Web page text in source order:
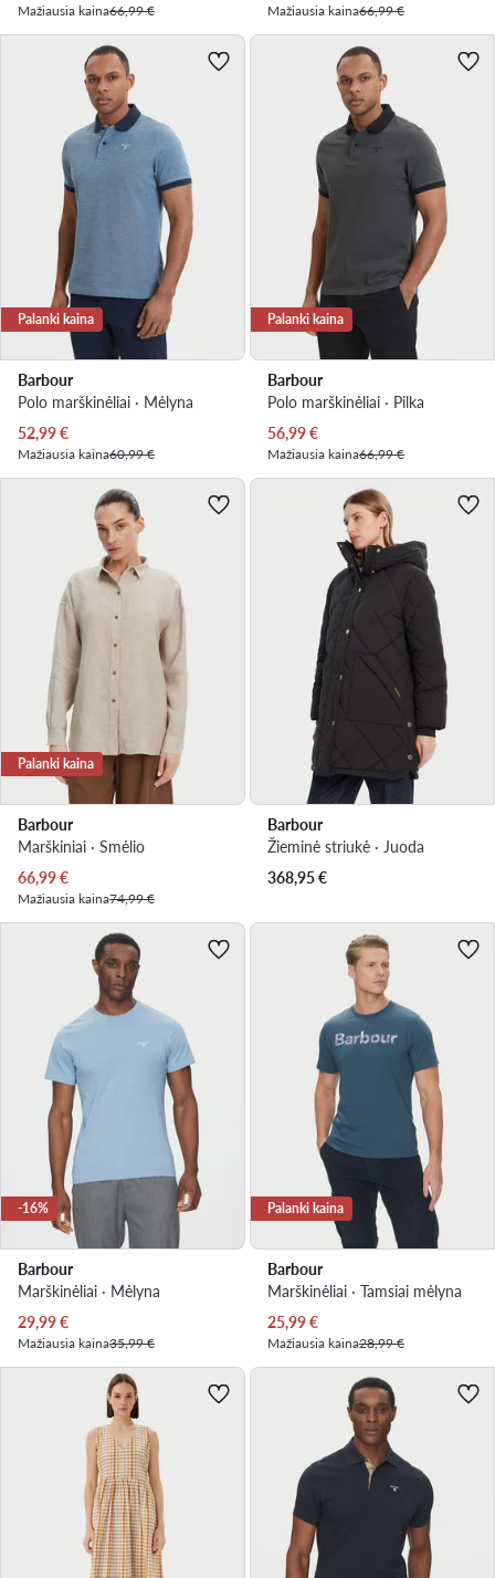
Mažiausia kaina66,99 € Mažiausia kaina66,99 €
Palanki kaina
Barbour
Polo marškinėliai · Mėlyna
Dabartinė kaina
52,99€
Mažiausia kaina60,99 €
Palanki kaina
Barbour
Polo marškinėliai · Pilka
Dabartinė kaina
56,99€
Mažiausia kaina66,99 €
Palanki kaina
Barbour
Marškiniai · Smėlio
Dabartinė kaina
66,99€
Mažiausia kaina74,99 €
Barbour
Žieminė striukė · Juoda
368,95€
-16%
Barbour
Marškinėliai · Mėlyna
Dabartinė kaina
29,99€
Mažiausia kaina35,99 €
Palanki kaina
Barbour
Marškinėliai · Tamsiai mėlyna
Dabartinė kaina
25,99€
Mažiausia kaina28,99 €